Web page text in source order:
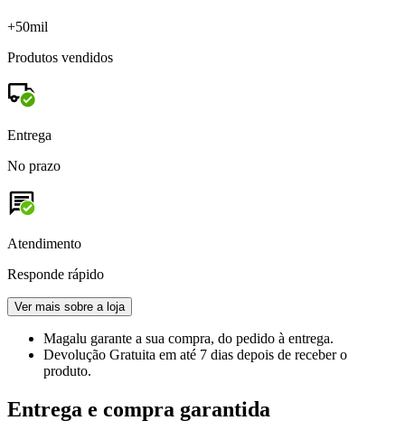
+50mil
Produtos vendidos
Entrega
No prazo
Atendimento
Responde rápido
Ver mais sobre a loja
Magalu garante a sua compra, do pedido à entrega.
Devolução Gratuita em até 7 dias depois de receber o
produto.
Entrega e compra garantida